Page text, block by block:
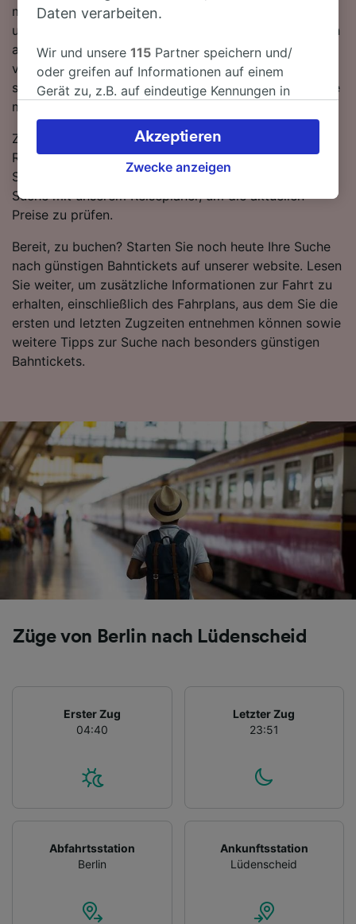
müssen während der Fahrt nach Lüdenscheid 1-mal
umsteigen, da derzeit keine direkten Zugverbindungen
auf dieser Route verfügbar sind. Auf dieser Strecke
verkehren sowohl DB als auch FlixTrain Züge, die
standardmäßig einen modernen, komfortablen Service
mit viel Platz für Gepäck bieten.
Zugtickets von Berlin nach Lüdenscheid sind in der
Regel günstiger, wenn Sie im Voraus buchen, als wenn
Sie sie erst am Tag der Reise kaufen. Starten Sie eine
Suche mit unserem Reiseplaner, um die aktuellen
Preise zu prüfen.
Bereit, zu buchen? Starten Sie noch heute Ihre Suche
nach günstigen Bahntickets auf unserer website. Lesen
Sie weiter, um zusätzliche Informationen zur Fahrt zu
erhalten, einschließlich des Fahrplans, aus dem Sie die
ersten und letzten Zugzeiten entnehmen können sowie
weitere Tipps zur Suche nach besonders günstigen
Bahntickets.
Züge von Berlin nach Lüdenscheid
Erster Zug
04:40
Letzter Zug
23:51
Abfahrtsstation
Berlin
Ankunftsstation
Lüdenscheid
Daten verarbeiten.
Wir und unsere115 Partner speichern und/
oder greifen auf Informationen auf einem
Gerät zu, z.B. auf eindeutige Kennungen in
verarbeiten. Sie können Ihre Präferenzen
akzeptieren oder verwalten, einschließlich
Ihres Widerspruchsrechts bei berechtigtem
besuchen Sie jederzeit die Seite der
Datenschutzrichtlinie. Diese Präferenzen
werden unseren Partnern signalisiert und
haben keinen Einfluss auf Surfdaten. Ihre
Daten werden nicht für Tracking-Zwecke
verwendet, wenn Sie uns gebeten haben, Ihr
Surfverhalten nicht zu verfolgen.
Wir und unsere Partner verarbeiten Daten, um
Folgendes bereitzustellen:
aktiv abfragen. Speichern von oder Zugriff auf
Informationen auf einem Endgerät.
Personalisierte Werbung und Inhalte, Messung
von Werbeleistung und der Performance von
Inhalten, Zielgruppenforschung sowie
Entwicklung und Verbesserung von
Angeboten.
Liste der Partner (Lieferanten)
Zwecke anzeigen
Akzeptieren